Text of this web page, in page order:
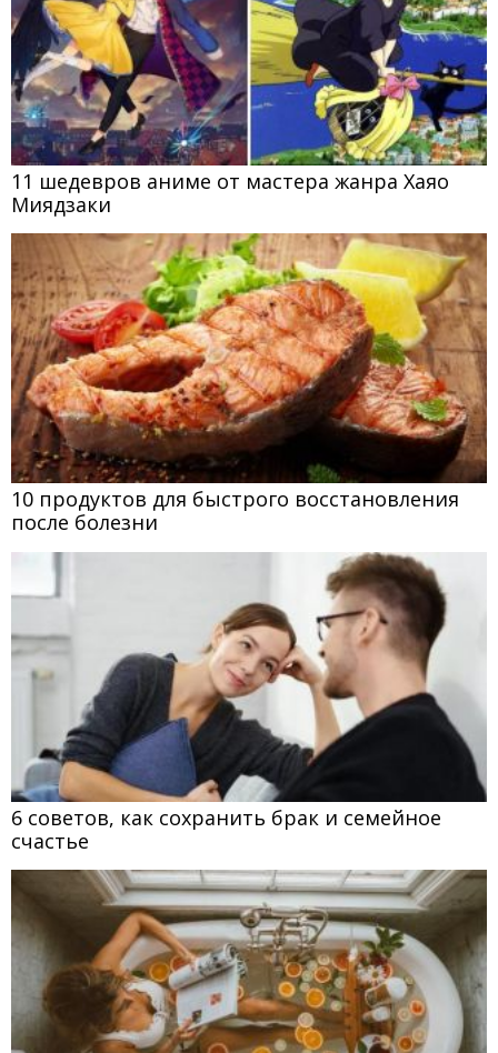
11 шедевров аниме от мастера жанра Хаяо
Миядзаки
10 продуктов для быстрого восстановления
после болезни
6 советов, как сохранить брак и семейное
счастье